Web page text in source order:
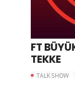
FT
TEKKE
TALK SHOW